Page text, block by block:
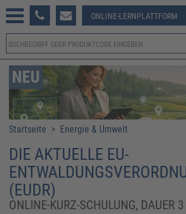
381-123 ONLINE-LERNPLATTFORM
NEU
Startseite > Energie & Umwelt
DIE AKTUELLE EU-
(EUDR)
ONLINE-KURZ-SCHULUNG, DAUER